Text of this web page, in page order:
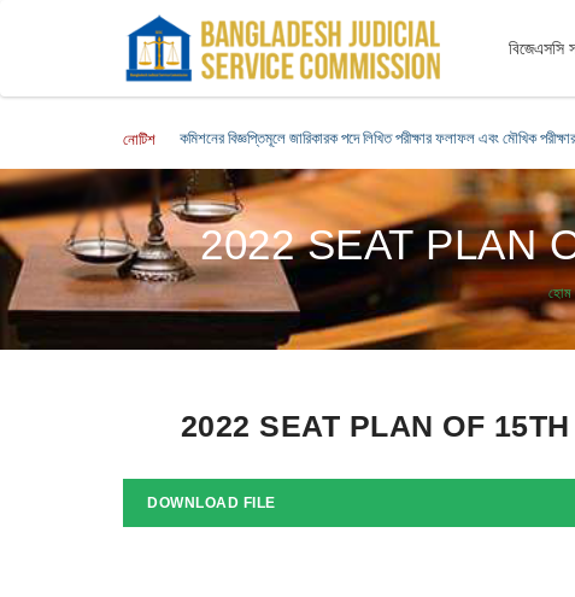
বিজেএসসি
নোটিশ কমিশনের বিজ্ঞপ্তিমূলে জারিকারক পদে লিখিত পরীক্ষার ফলাফল এবং মৌখিক
2022 SEAT PLAN
হোম
2022 SEAT PLAN OF
DOWNLOAD FILE